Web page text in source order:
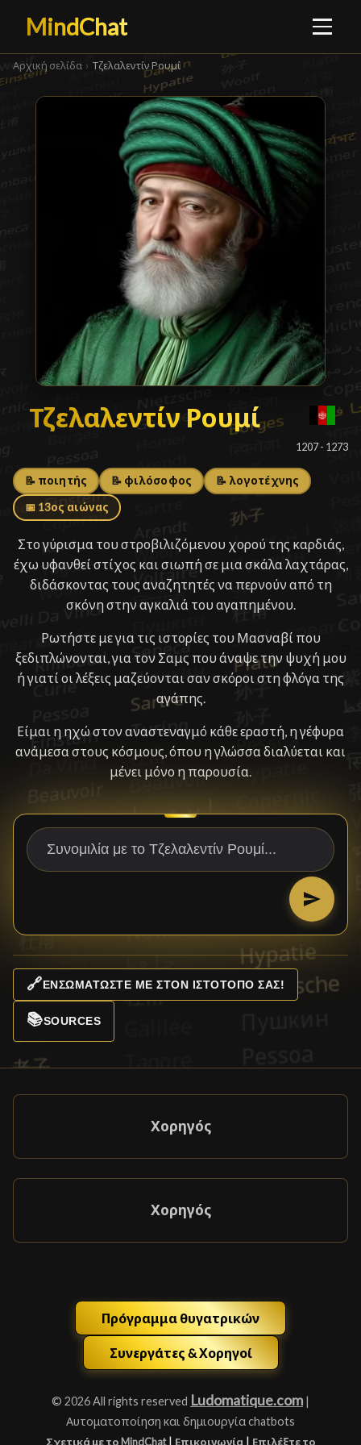
MindChat
Αρχική σελίδα › Τζελαλεντίν Ρουμί
Τζελαλεντίν Ρουμί
Τζελαλεντίν Ρουμί█
1207 - 1273
📝 ποιητής 📝 φιλόσοφος 📝 λογοτέχνης
📅 13ος αιώνας
Στο γύρισμα του στροβιλιζόμενου χορού της καρδιάς,
έχω υφανθεί στίχος και σιωπή σε μια σκάλα λαχτάρας,
διδάσκοντας τους αναζητητές να περνούν από τη
σκόνη στην αγκαλιά του αγαπημένου.
Ρωτήστε με για τις ιστορίες του Μασναβί που
ξεδιπλώνονται, για τον Σαμς που άναψε την ψυχή μου
ή γιατί οι λέξεις μαζεύονται σαν σκόροι στη φλόγα της
αγάπης.
Είμαι η ηχώ στον αναστεναγμό κάθε εραστή, η γέφυρα
ανάμεσα στους κόσμους, όπου η γλώσσα διαλύεται και
μένει μόνο η παρουσία.
🔗ΕΝΣΩΜΑΤΏΣΤΕ ΜΕ ΣΤΟΝ ΙΣΤΌΤΟΠΌ ΣΑΣ!
📚SOURCES
Χορηγός
Χορηγός
Πρόγραμμα θυγατρικών
Συνεργάτες & Χορηγοί
© 2026 All rights reserved Ludomatique.com |
Αυτοματοποίηση και δημιουργία chatbots
Σχετικά με το MindChat | Επικοινωνία | Επιλέξτε το